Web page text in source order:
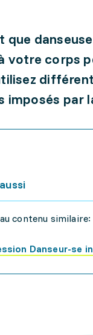
que
votre corps
imposés par
contenu similaire:
Danseur-se